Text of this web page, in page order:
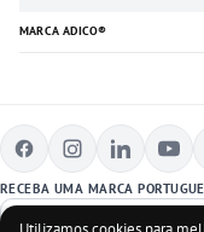
MARCA ADICO®
RECEBA UMA MARCA